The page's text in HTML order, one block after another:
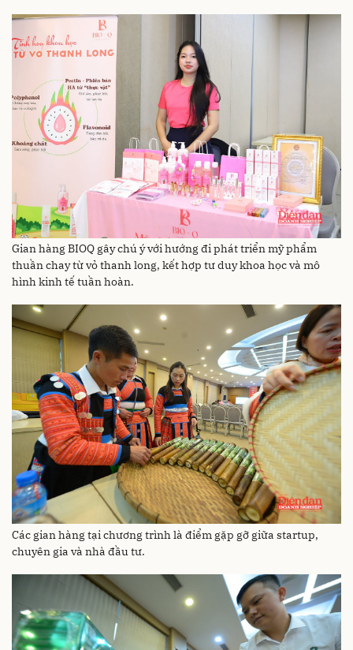
Gian hàng BIOQ gây chú ý với hướng đi phát triển mỹ phẩm
thuần chay từ vỏ thanh long, kết hợp tư duy khoa học và mô
hình kinh tế tuần hoàn.
Các gian hàng tại chương trình là điểm gặp gỡ giữa startup,
chuyên gia và nhà đầu tư.